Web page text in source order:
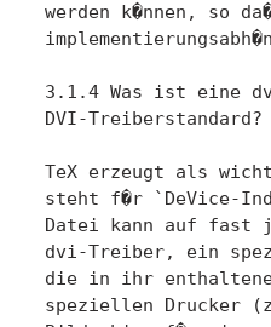
werden k�nnen, so
3.1.4 Was ist eine
DVI-Treiberstandard?
TeX erzeugt als
steht f�r `DeVice-
Datei kann auf fast
dvi-Treiber, ein
die in ihr
speziellen Drucker